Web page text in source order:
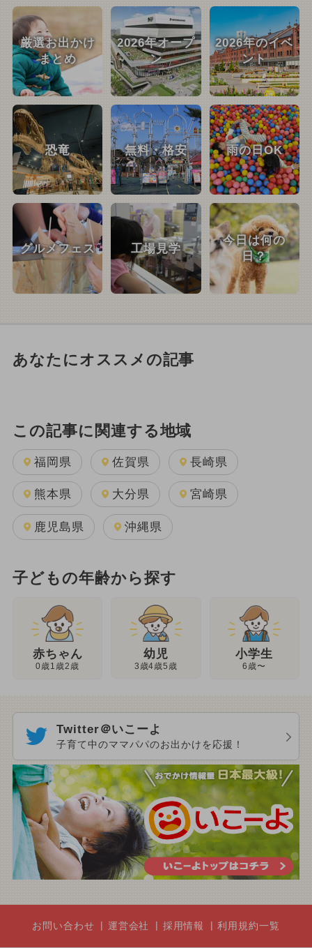
厳選お出かけ
まとめ
2026年オープ
ン
2026年のイベ
ント
恐竜 無料・格安 雨の日OK
グルメフェス 工場見学
今日は何の
日？
あなたにオススメの記事
この記事に関連する地域
福岡県 佐賀県 長崎県
熊本県 大分県 宮崎県
鹿児島県 沖縄県
子どもの年齢から探す
赤ちゃん
0歳1歳2歳
幼児
3歳4歳5歳
小学生
6歳〜
Twitter＠いこーよ
子育て中のママパパのお出かけを応援！
お問い合わせ 運営会社 採用情報 利用規約一覧